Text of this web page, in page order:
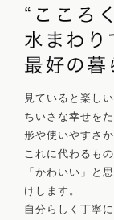
見ていると楽し
ちいさな幸せを
形や使いやすさ
これに代わるも
「かわいい」と
けします。
自分らしく丁寧